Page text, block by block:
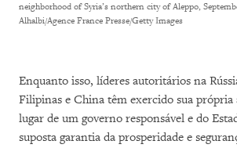
neighborhood of Syria’s northern city of Aleppo,
Alhalbi/Agence France Presse/Getty Images
Enquanto isso, líderes autoritários na
Filipinas e China têm exercido sua própria
lugar de um governo responsável e do
suposta garantia da prosperidade e